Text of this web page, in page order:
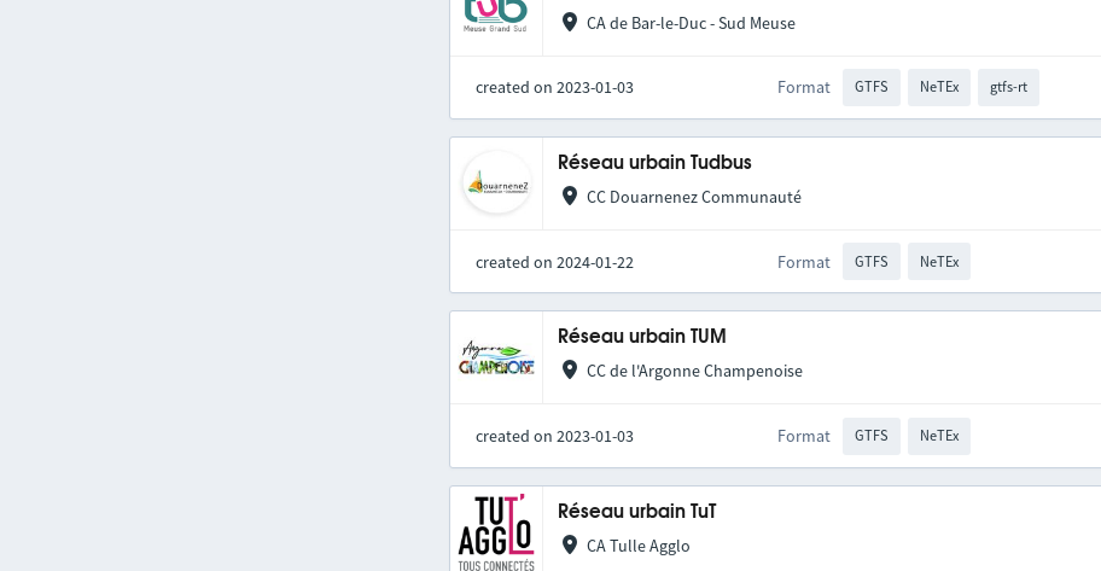
CA de Bar-le-Duc - Sud Meuse
created on 2023-01-03 Format GTFS NeTEx gtfs-rt
Réseau urbain Tudbus
CC Douarnenez Communauté
created on 2024-01-22 Format GTFS NeTEx
Réseau urbain TUM
CC de l'Argonne Champenoise
created on 2023-01-03 Format GTFS NeTEx
Réseau urbain TuT
CA Tulle Agglo